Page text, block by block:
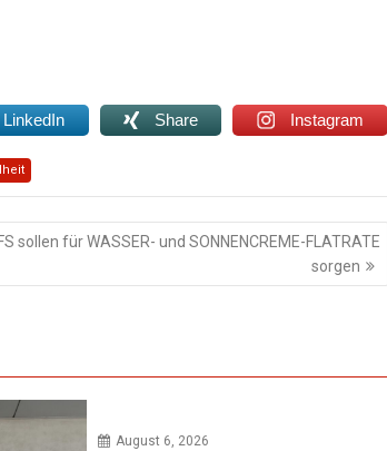
LinkedIn Share Instagram
sollen für WASSER- und SONNENCREME-FLATRATE
sorgen
August 6, 2026